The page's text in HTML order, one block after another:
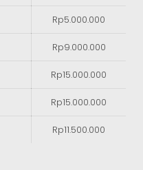
Rp5.000.000
Rp9.000.000
Rp15.000.000
Rp15.000.000
Rp11.500.000